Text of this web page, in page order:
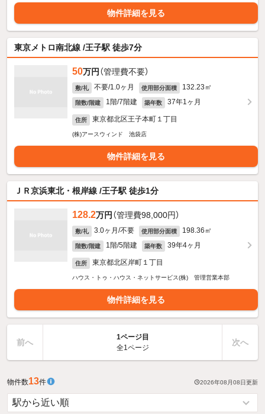
物件詳細を見る
東京メトロ南北線 /王子駅 徒歩7分
50万円 （管理費不要）
敷/礼 不要/1.0ヶ月 使用部分面積 132.23㎡
階数/階建 1階/7階建 築年数 37年1ヶ月
住所 東京都北区王子本町１丁目
(株)アースウィンド 池袋店
物件詳細を見る
ＪＲ京浜東北・根岸線 /王子駅 徒歩1分
128.2万円 （管理費98,000円）
敷/礼 3.0ヶ月/不要 使用部分面積 198.36㎡
階数/階建 1階/5階建 築年数 39年4ヶ月
住所 東京都北区岸町１丁目
ハウス・トゥ・ハウス・ネットサービス(株) 管理営業本部
物件詳細を見る
前へ
1ページ目
全1ページ
次へ
物件数13件 2026年08月08日更新